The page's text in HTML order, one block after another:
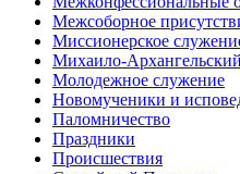
Межсоборное
Миссионерское
Михаило-
Молодежное служение
Новомученики и
Паломничество
Праздники
Происшествия